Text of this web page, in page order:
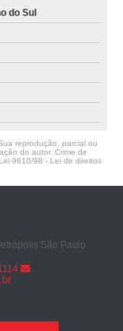
do Sul
reprodução, parcial ou
do autor. Crime de
Lei 9610/98 - Lei de direitos
São Paulo